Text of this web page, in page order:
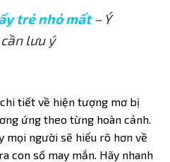
trẻ nhỏ mất– Ý
lưu ý
tiết về hiện tượng mơ bị
ứng theo từng hoàn cảnh.
mọi người sẽ hiểu rõ hơn về
con số may mắn. Hãy nhanh